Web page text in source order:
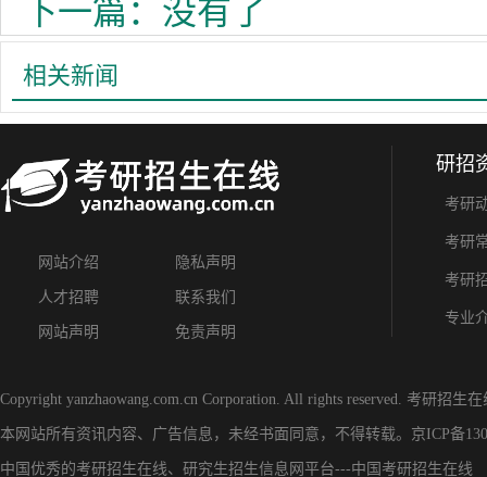
下一篇：没有了
相关新闻
网站介绍 隐私声明
人才招聘 联系我们
网站声明 免责声明
研招
考研
考研
考研
专业
Copyright yanzhaowang.com.cn Corporation. All rights reserved. 考研招生在
本网站所有资讯内容、广告信息，未经书面同意，不得转载。 京ICP备
中国优秀的考研招生在线、 研究生招生信息网 平台---中国考研招生在线